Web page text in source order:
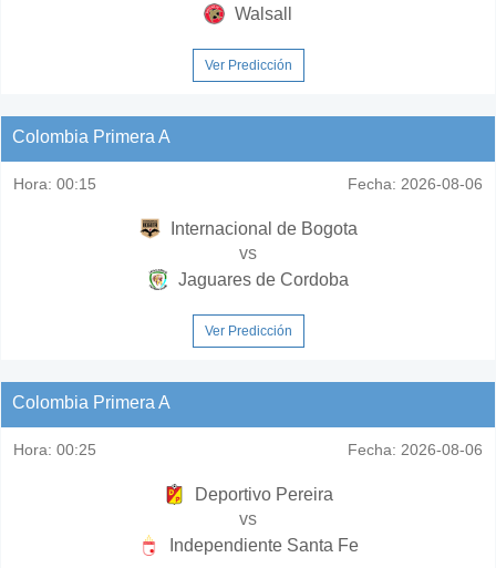
Walsall
Ver Predicción
Colombia Primera A
Hora: 00:15 Fecha: 2026-08-06
Internacional de Bogota
vs
Jaguares de Cordoba
Ver Predicción
Colombia Primera A
Hora: 00:25 Fecha: 2026-08-06
Deportivo Pereira
vs
Independiente Santa Fe